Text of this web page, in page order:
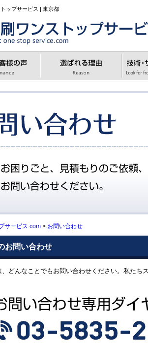
ップサービス | 東京都
サービス.com > お問い合わせ
お問い合わせ
どんなことでもお問い合わせください。私たち